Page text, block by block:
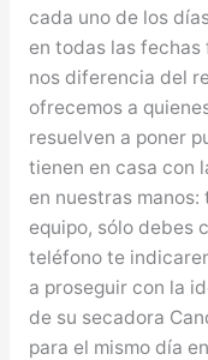
cada uno de los
en todas las fechas
nos diferencia del
ofrecemos a
resuelven a poner
tienen en casa con
en nuestras
equipo, sólo debes
teléfono te
a proseguir con la
de su secadora
para el mismo día